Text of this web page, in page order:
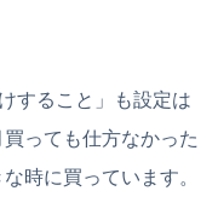
すること」も設定は
っても仕方なかった
時に買っています。